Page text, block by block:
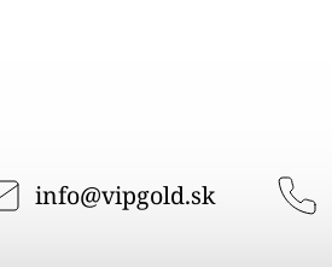
info@vipgold.sk